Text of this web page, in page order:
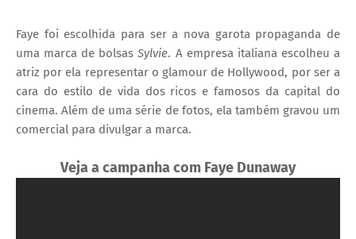
Faye foi escolhida para ser a nova garota propaganda de
uma marca de bolsasSylvie. A empresa italiana escolheu a
atriz por ela representar o glamour de Hollywood, por ser a
cara do estilo de vida dos ricos e famosos da capital do
cinema. Além de uma série de fotos, ela também gravou um
comercial para divulgar a marca.
Veja a campanha com Faye Dunaway